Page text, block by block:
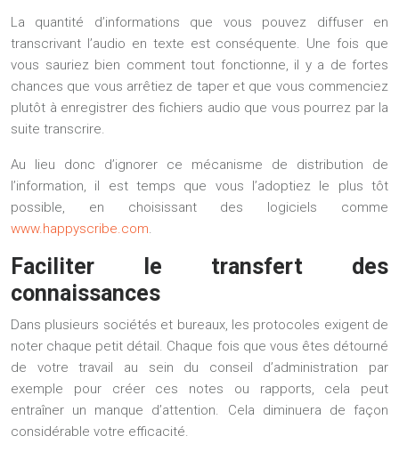
La quantité d’informations que vous pouvez diffuser en
transcrivant l’audio en texte est conséquente. Une fois que
vous sauriez bien comment tout fonctionne, il y a de fortes
chances que vous arrêtiez de taper et que vous commenciez
plutôt à enregistrer des fichiers audio que vous pourrez par la
suite transcrire.
Au lieu donc d’ignorer ce mécanisme de distribution de
l’information, il est temps que vous l’adoptiez le plus tôt
possible, en choisissant des logiciels comme
www.happyscribe.com
Faciliter le transfert des
connaissances
Dans plusieurs sociétés et bureaux, les protocoles exigent de
noter chaque petit détail. Chaque fois que vous êtes détourné
de votre travail au sein du conseil d’administration par
exemple pour créer ces notes ou rapports, cela peut
entraîner un manque d’attention. Cela diminuera de façon
considérable votre efficacité.